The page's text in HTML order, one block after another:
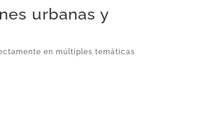
urbanas y
en múltiples temáticas